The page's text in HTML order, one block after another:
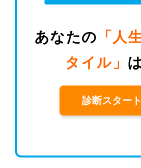
あなたの 「人
タイル」
診断スタート